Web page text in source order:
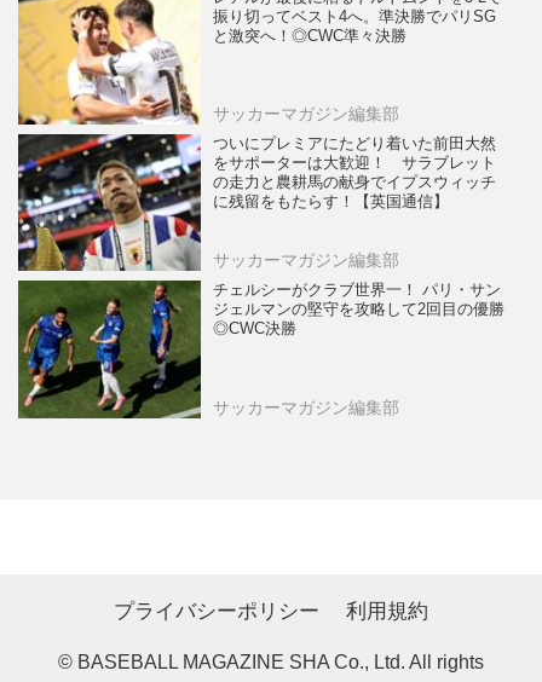
振り切ってベスト4へ。準決勝でパリSG
と激突へ！◎CWC準々決勝
サッカーマガジン編集部
ついにプレミアにたどり着いた前田大然
をサポーターは大歓迎！ サラブレット
の走力と農耕馬の献身でイプスウィッチ
に残留をもたらす！【英国通信】
サッカーマガジン編集部
チェルシーがクラブ世界一！ パリ・サン
ジェルマンの堅守を攻略して2回目の優勝
◎CWC決勝
サッカーマガジン編集部
プライバシーポリシー 利用規約
© BASEBALL MAGAZINE SHA Co., Ltd. All rights